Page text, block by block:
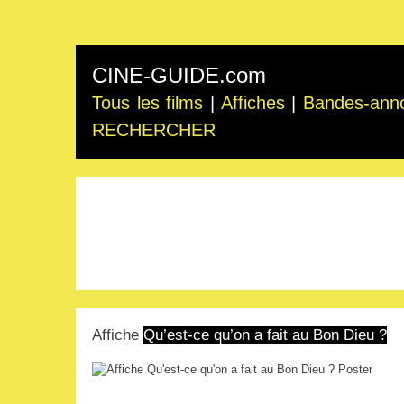
CINE-GUIDE.com
Tous les films Affiches Bandes-
RECHERCHER
Affiche Qu’est-ce qu’on a fait au Bon Dieu ?